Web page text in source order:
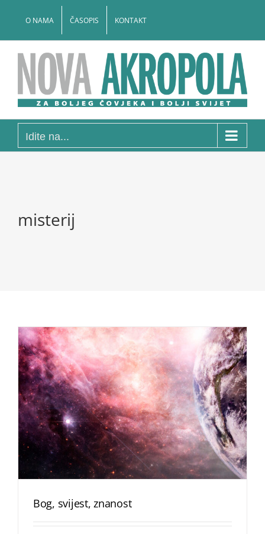
O NAMA ČASOPIS KONTAKT
Idite na...
misterij
Bog, svijest, znanost